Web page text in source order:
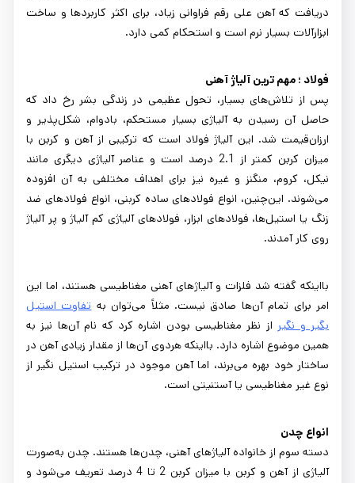
دریافت که آهن علی رقم فراوانی زیاد، برای اکثر کاربردها و ساخت
ابزارآلات بسیار نرم است و استحکام کمی دارد.
فولاد ؛ مهم‌ ترین آلیاژ آهنی
پس از تلاش‌های بسیار، تحول عظیمی در زندگی بشر رخ داد که
حاصل آن رسیدن به آلیاژی بسیار مستحکم، بادوام، شکل‌پذیر و
ارزان‌قیمت شد. این آلیاژ فولاد است که ترکیبی از آهن و کربن با
میزان کربن کمتر از 2.1 درصد است و عناصر آلیاژی دیگری مانند
نیکل، کروم، منگنز و غیره نیز برای اهداف مختلفی به آن افزوده
می‌شوند. این‌چنین، انواع فولادهای ساده کربنی، انواع فولادهای ضد
زنگ یا استیل‌ها، فولادهای ابزار، فولادهای آلیاژی کم آلیاژ و پر آلیاژ
روی کار آمدند.
بااینکه گفته شد فلزات و آلیاژهای آهنی مغناطیسی هستند، اما این
امر برای تمام آن‌ها صادق نیست. مثلاً می‌توان بهتفاوت استیل
بگیر و نگیر از نظر مغناطیسی بودن اشاره کرد که نام آن‌ها نیز به
همین موضوع اشاره دارد. بااینکه هردوی آن‌ها از مقدار زیادی آهن در
ساختار خود بهره می‌برند، اما آهن موجود در ترکیب استیل نگیر از
نوع غیر مغناطیسی یا آستنیتی است.
انواع چدن
دسته سوم از خانواده آلیاژهای آهنی، چدن‌ها هستند. چدن به‌صورت
آلیاژی از آهن و کربن با میزان کربن 2 تا 4 درصد تعریف می‌شود و